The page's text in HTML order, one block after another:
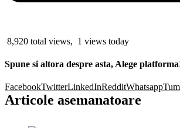
8,920 total views, 1 views today
Spune si altora despre asta, Alege
FacebookTwitterLinkedInRedditWhatsapp
Articole asemanatoare